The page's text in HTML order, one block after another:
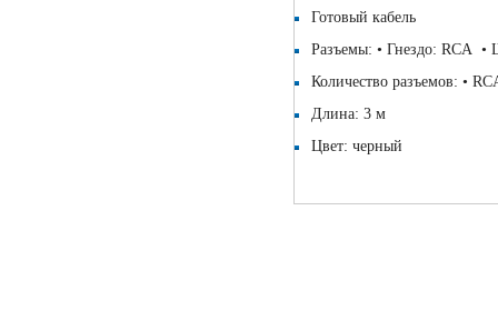
Готовый кабель
Разъемы: • Гнездо: RCA •
Количество разъемов: •
Длина: 3 м
Цвет: черный